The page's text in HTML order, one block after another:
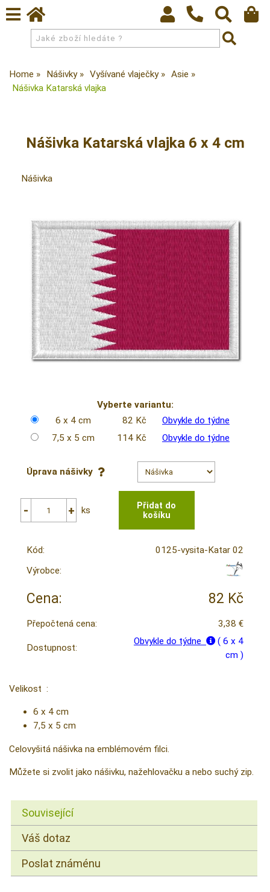
Home Nášivky Vyšívané vlaječky
Asie
Nášivka Katarská vlajka
Nášivka Katarská vlajka 6 x 4 cm
Nášivka
Vyberte variantu:
6 x 4 cm
82 Kč
Obvykle do týdne
7,5 x 5 cm
114 Kč Obvykle do týdne
Úprava nášivky
ks
Kód:
0125-vysita-Katar 02
Výrobce:
Cena: 82 Kč
Přepočtená cena: 3,38 €
Dostupnost:
Obvykle do týdne
( 6 x 4
cm )
Velikost :
6 x 4 cm
7,5 x 5 cm
Celovyšitá nášivka na emblémovém filci.
Můžete si zvolit jako nášivku, nažehlovačku a nebo suchý zip.
Související
Váš dotaz
Poslat známénu